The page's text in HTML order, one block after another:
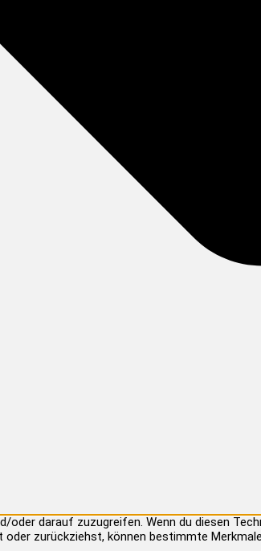
oder darauf zuzugreifen. Wenn du diesen
zurückziehst, können bestimmte